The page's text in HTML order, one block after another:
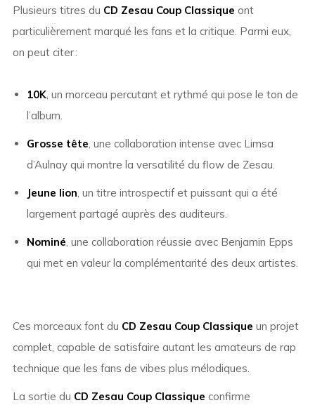
Plusieurs titres du CD Zesau Coup Classique ont
particulièrement marqué les fans et la critique. Parmi eux,
on peut citer :
10K, un morceau percutant et rythmé qui pose le ton de
l’album.
Grosse tête, une collaboration intense avec Limsa
d’Aulnay qui montre la versatilité du flow de Zesau.
Jeune lion, un titre introspectif et puissant qui a été
largement partagé auprès des auditeurs.
Nominé, une collaboration réussie avec Benjamin Epps
qui met en valeur la complémentarité des deux artistes.
Ces morceaux font du CD Zesau Coup Classique un projet
complet, capable de satisfaire autant les amateurs de rap
technique que les fans de vibes plus mélodiques.
La sortie du CD Zesau Coup Classique confirme